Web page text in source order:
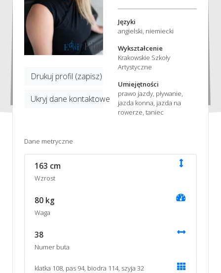
Drukuj profil (zapisz)
Ukryj dane kontaktowe
Języki
angielski, niemiecki
Wykształcenie
Krakowskie Szkoły
Artystyczne
Umiejętności
prawo jazdy, pływanie,
jazda konna, jazda na
rowerze, taniec
Dane metryczne
163 cm
Wzrost
80 kg
Waga
38
Numer buta
klatka 108, pas 94, biodra 114, szyja 32